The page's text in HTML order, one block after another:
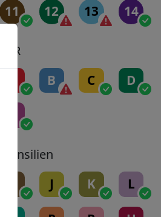
11 12 13 14
RER
B C D
Transilien
J K L